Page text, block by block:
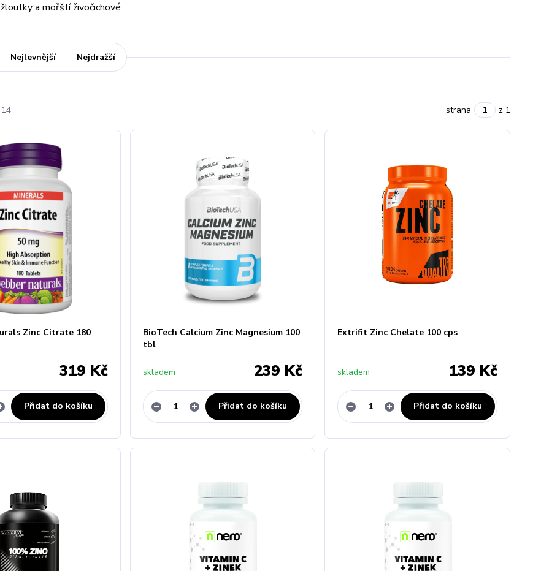
a mořští živočichové.
Nejlevnější Nejdražší
strana z 1
Zinc Citrate 180
319 Kč
Přidat do košíku
BioTech Calcium Zinc Magnesium 100
tbl
239 Kč
skladem
Přidat do košíku
Extrifit Zinc Chelate 100 cps
139 Kč
skladem
Přidat do košíku